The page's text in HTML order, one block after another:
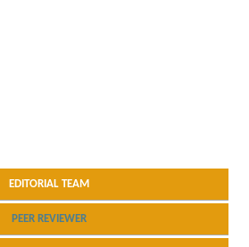
EDITORIAL TEAM
PEER REVIEWER